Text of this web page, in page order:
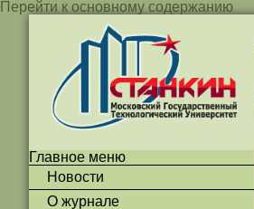
Перейти к основному содержанию
Главное меню
Новости
О журнале